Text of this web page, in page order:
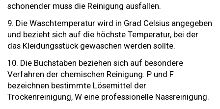
schonender muss die Reinigung ausfallen.
9. Die Waschtemperatur wird in Grad Celsius angegeben
und bezieht sich auf die höchste Temperatur, bei der
das Kleidungsstück gewaschen werden sollte.
10. Die Buchstaben beziehen sich auf besondere
Verfahren der chemischen Reinigung. P und F
bezeichnen bestimmte Lösemittel der
Trockenreinigung, W eine professionelle Nassreinigung.